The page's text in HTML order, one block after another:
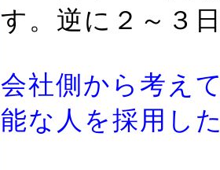
す。逆に２～３
会社側から考え
能な人を採用し